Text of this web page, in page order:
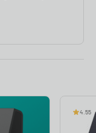
Y som
period. Här är de
4.55